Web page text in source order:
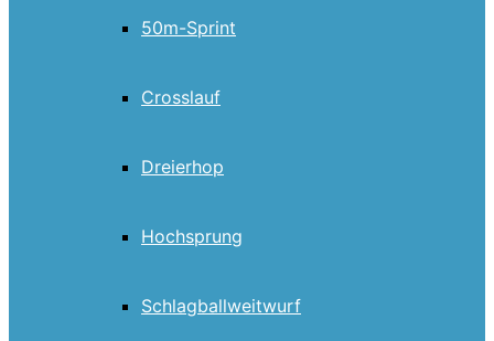
50m-Sprint
Crosslauf
Dreierhop
Hochsprung
Schlagballweitwurf